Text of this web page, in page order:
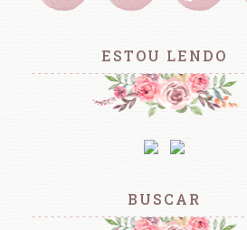
ESTOU LENDO
BUSCAR